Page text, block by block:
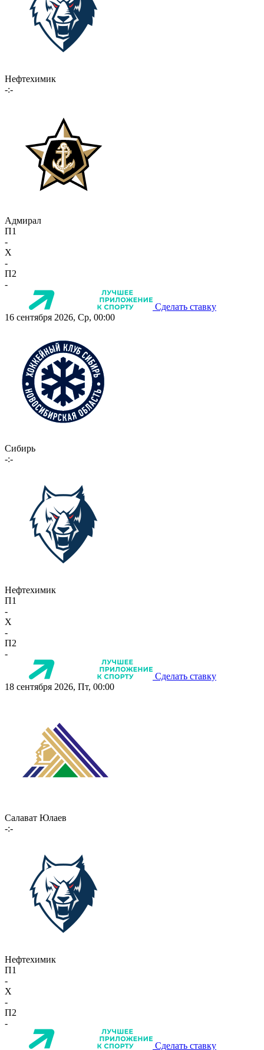
Нефтехимик
-:-
Адмирал
П1
-
X
-
П2
-
Сделать ставку
16 сентября 2026, Ср, 00:00
Сибирь
-:-
Нефтехимик
П1
-
X
-
П2
-
Сделать ставку
18 сентября 2026, Пт, 00:00
Салават Юлаев
-:-
Нефтехимик
П1
-
X
-
П2
-
Сделать ставку